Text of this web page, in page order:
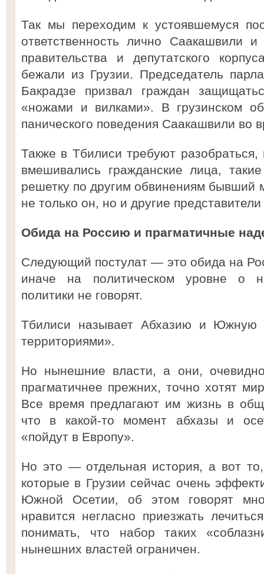
Так мы переходим к устоявшемуся
ответственность лично Саакашвили
правительства и депутатского
бежали из Грузии. Председатель
Бакрадзе призвал граждан
«ножами и вилками». В грузинском
панического поведения Саакашвили во
Также в Тбилиси требуют
вмешивались гражданские лица,
решетку по другим обвинениям бывший
не только он, но и другие
Обида на Россию и прагматичные
Следующий постулат — это обида на
иначе на политическом уровне о
политики не говорят.
Тбилиси называет Абхазию и Южную
территориями».
Но нынешние власти, а они,
прагматичнее прежних, точно хотят
Все время предлагают им жизнь в
что в какой-то момент абхазы и
«пойдут в Европу».
Но это — отдельная история, а вот
которые в Грузии сейчас очень
Южной Осетии, об этом говорят
нравится негласно приезжать
понимать, что набор таких
нынешних властей ограничен.